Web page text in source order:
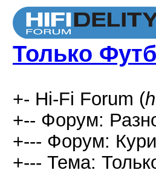
Только
+- Hi-Fi Forum (
+-- Форум:
+--- Форум:
+--- Тема: